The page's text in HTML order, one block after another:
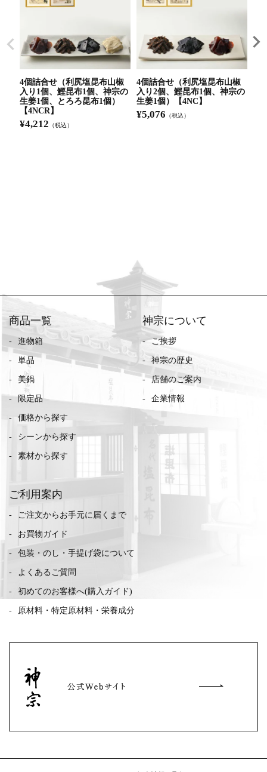
4個詰合せ（利尻塩昆布山椒
入り1個、鰹昆布1個、神宗の
生姜1個、とろろ昆布1個）
【4NCR】
¥4,212 （税込）
4個詰合せ（利尻塩昆布山椒
入り2個、鰹昆布1個、神宗の
生姜1個）【4NC】
¥5,076 （税込）
商品一覧
進物箱
単品
美鍋
限定品
価格から探す
シーンから探す
素材から探す
神宗について
ご挨拶
神宗の歴史
店舗のご案内
企業情報
ご利用案内
ご注文からお手元に届くまで
お買物ガイド
包装・のし・手提げ袋について
よくあるご質問
初めてのお客様へ(購入ガイド)
原材料・特定原材料・栄養成分